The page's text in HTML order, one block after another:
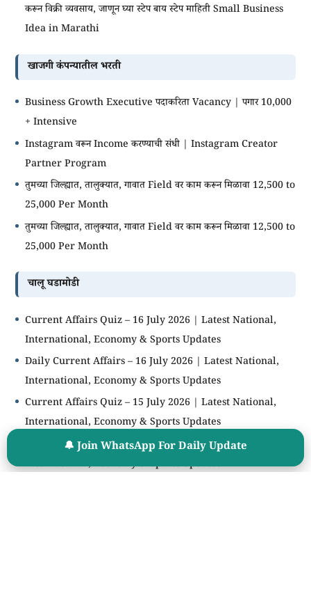
🔔 Join WhatsApp For Daily Update
करून विक्री व्यवसाय, जाणून घ्या स्टेप बाय स्टेप माहिती Small Business
Idea in Marathi
खाजगी कंपन्यातील भरती
Business Growth Executive पदाकरिता Vacancy | पगार 10,000
+ Intensive
Instagram वरून Income करण्याची संधी | Instagram Creator
Partner Program
तुमच्या जिल्ह्यात, तालुक्यात, गावात Field वर काम करून मिळावा 12,500 to
25,000 Per Month
तुमच्या जिल्ह्यात, तालुक्यात, गावात Field वर काम करून मिळावा 12,500 to
25,000 Per Month
चालू घडामोडी
Current Affairs Quiz – 16 July 2026 | Latest National,
International, Economy & Sports Updates
Daily Current Affairs – 16 July 2026 | Latest National,
International, Economy & Sports Updates
Current Affairs Quiz – 15 July 2026 | Latest National,
International, Economy & Sports Updates
Daily Current Affairs – 15 July 2026 | Latest National,
International, Economy & Sports Updates